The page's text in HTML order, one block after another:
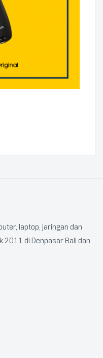
laptop, jaringan dan
2011 di Denpasar Bali dan